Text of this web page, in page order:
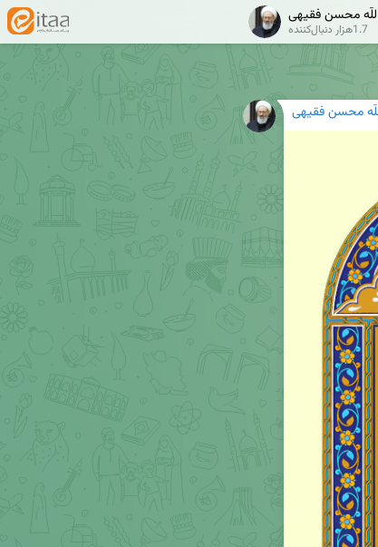
محسن فقیهی
1.7هزار دنبال‌کننده
محسن فقیهی